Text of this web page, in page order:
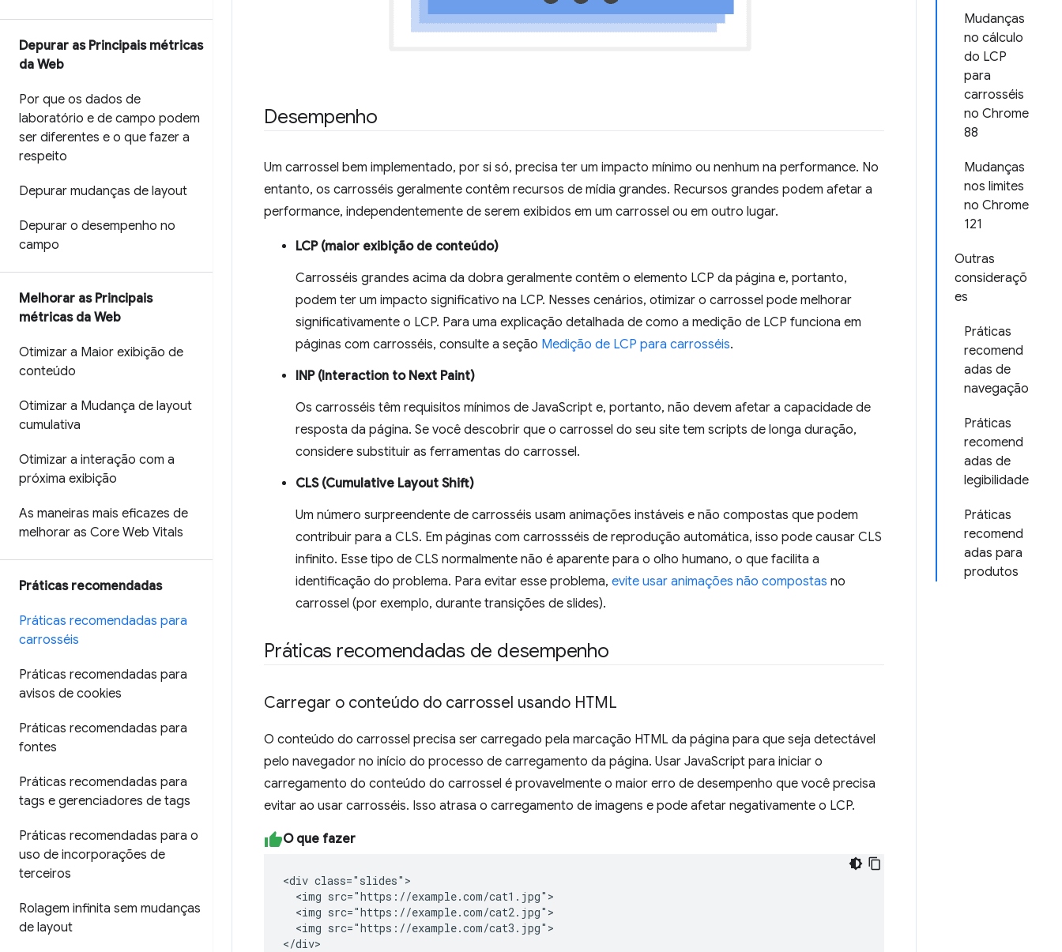
Depurar as Principais métricas
da Web
Por que os dados de
laboratório e de campo podem
ser diferentes e o que fazer a
respeito
Depurar mudanças de layout
Depurar o desempenho no
campo
Melhorar as Principais
métricas da Web
Otimizar a Maior exibição de
conteúdo
Otimizar a Mudança de layout
cumulativa
Otimizar a interação com a
próxima exibição
As maneiras mais eficazes de
melhorar as Core Web Vitals
Práticas recomendadas
Práticas recomendadas para
carrosséis
Práticas recomendadas para
avisos de cookies
Práticas recomendadas para
fontes
Práticas recomendadas para
tags e gerenciadores de tags
Práticas recomendadas para o
uso de incorporações de
terceiros
Rolagem infinita sem mudanças
de layout
Mudanças
no cálculo
do LCP
para
carrosséis
no Chrome
88
Mudanças
nos limites
no Chrome
121
Outras
consideraçõ
es
Práticas
recomend
adas de
navegação
Práticas
recomend
adas de
legibilidade
Práticas
recomend
adas para
produtos
Desempenho
Um carrossel bem implementado, por si só, precisa ter um impacto mínimo ou nenhum na performance. No
entanto, os carrosséis geralmente contêm recursos de mídia grandes. Recursos grandes podem afetar a
performance, independentemente de serem exibidos em um carrossel ou em outro lugar.
LCP (maior exibição de conteúdo)
Carrosséis grandes acima da dobra geralmente contêm o elemento LCP da página e, portanto,
podem ter um impacto significativo na LCP. Nesses cenários, otimizar o carrossel pode melhorar
significativamente o LCP. Para uma explicação detalhada de como a medição de LCP funciona em
páginas com carrosséis, consulte a seção Medição de LCP para carrosséis.
INP (Interaction to Next Paint)
Os carrosséis têm requisitos mínimos de JavaScript e, portanto, não devem afetar a capacidade de
resposta da página. Se você descobrir que o carrossel do seu site tem scripts de longa duração,
considere substituir as ferramentas do carrossel.
CLS (Cumulative Layout Shift)
Um número surpreendente de carrosséis usam animações instáveis e não compostas que podem
contribuir para a CLS. Em páginas com carrossséis de reprodução automática, isso pode causar CLS
infinito. Esse tipo de CLS normalmente não é aparente para o olho humano, o que facilita a
identificação do problema. Para evitar esse problema, evite usar animações não compostas no
carrossel (por exemplo, durante transições de slides).
Práticas recomendadas de desempenho
Carregar o conteúdo do carrossel usando HTML
O conteúdo do carrossel precisa ser carregado pela marcação HTML da página para que seja detectável
pelo navegador no início do processo de carregamento da página. Usar JavaScript para iniciar o
carregamento do conteúdo do carrossel é provavelmente o maior erro de desempenho que você precisa
evitar ao usar carrosséis. Isso atrasa o carregamento de imagens e pode afetar negativamente o LCP.
O que fazer
<div class="slides">
  <img src="https://example.com/cat1.jpg">
  <img src="https://example.com/cat2.jpg">
  <img src="https://example.com/cat3.jpg">
</div>